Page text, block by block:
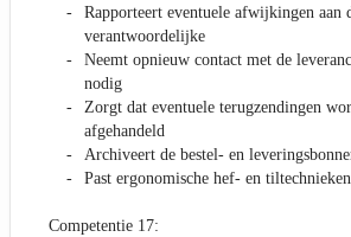
Rapporteert eventuele afwijkingen aan
verantwoordelijke
Neemt opnieuw contact met de
nodig
Zorgt dat eventuele terugzendingen
afgehandeld
Archiveert de bestel- en
Past ergonomische hef- en
Competentie 17: